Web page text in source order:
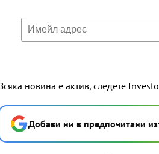
новина е актив, следете
Добави ни в предпочитани